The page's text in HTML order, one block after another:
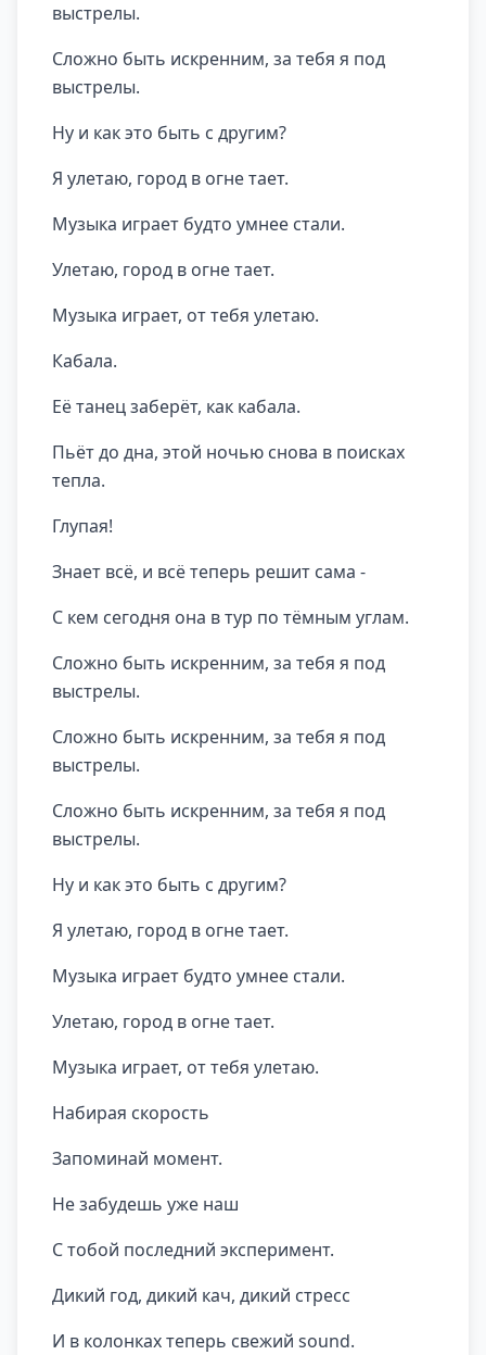
выстрелы.
Сложно быть искренним, за тебя я под
выстрелы.
Ну и как это быть с другим?
Я улетаю, город в огне тает.
Музыка играет будто умнее стали.
Улетаю, город в огне тает.
Музыка играет, от тебя улетаю.
Кабала.
Её танец заберёт, как кабала.
Пьёт до дна, этой ночью снова в поисках
тепла.
Глупая!
Знает всё, и всё теперь решит сама -
С кем сегодня она в тур по тёмным углам.
Сложно быть искренним, за тебя я под
выстрелы.
Сложно быть искренним, за тебя я под
выстрелы.
Сложно быть искренним, за тебя я под
выстрелы.
Ну и как это быть с другим?
Я улетаю, город в огне тает.
Музыка играет будто умнее стали.
Улетаю, город в огне тает.
Музыка играет, от тебя улетаю.
Набирая скорость
Запоминай момент.
Не забудешь уже наш
С тобой последний эксперимент.
Дикий год, дикий кач, дикий стресс
И в колонках теперь свежий sound.